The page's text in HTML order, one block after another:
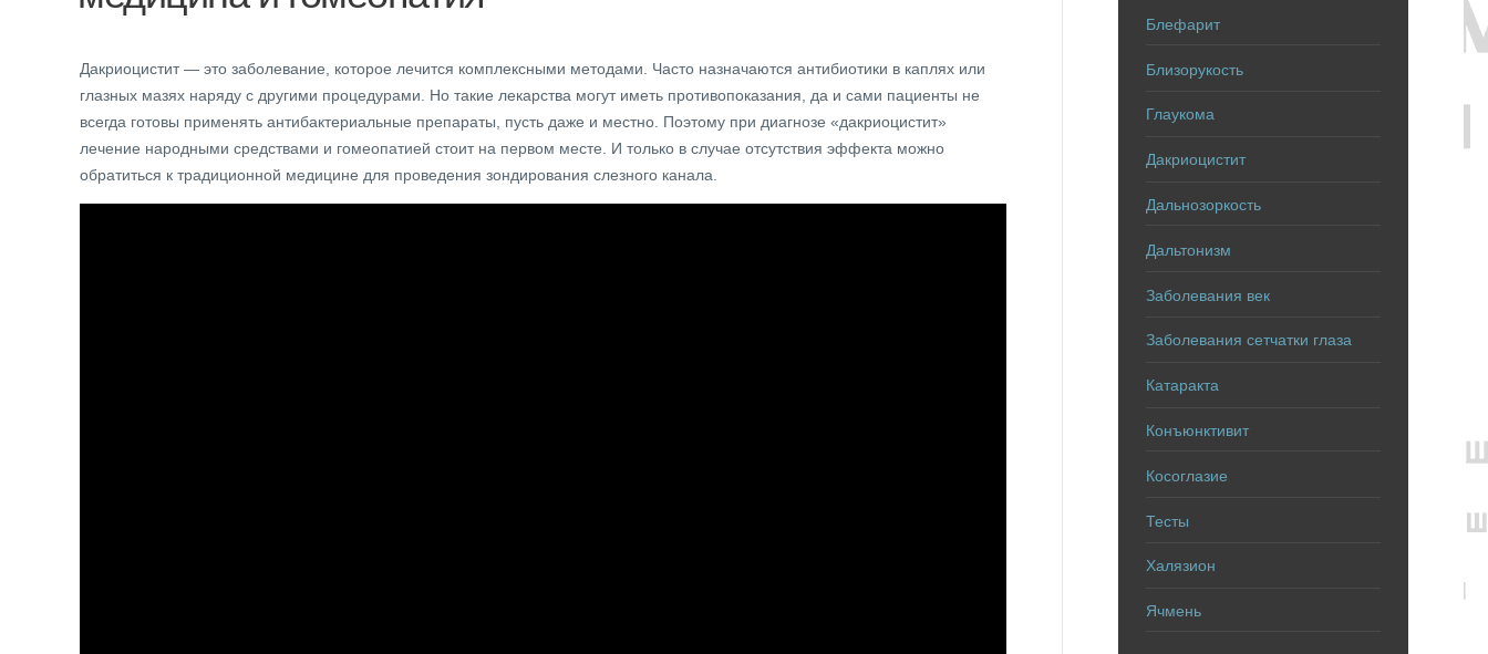
Дакриоцистит — это заболевание, которое лечится комплексными методами. Часто назначаются антибиотики в каплях или
глазных мазях наряду с другими процедурами. Но такие лекарства могут иметь противопоказания, да и сами пациенты не
всегда готовы применять антибактериальные препараты, пусть даже и местно. Поэтому при диагнозе «дакриоцистит»
лечение народными средствами и гомеопатией стоит на первом месте. И только в случае отсутствия эффекта можно
обратиться к традиционной медицине для проведения зондирования слезного канала.
Блефарит
Близорукость
Глаукома
Дакриоцистит
Дальнозоркость
Дальтонизм
Заболевания век
Заболевания сетчатки глаза
Катаракта
Конъюнктивит
Косоглазие
Тесты
Халязион
Ячмень